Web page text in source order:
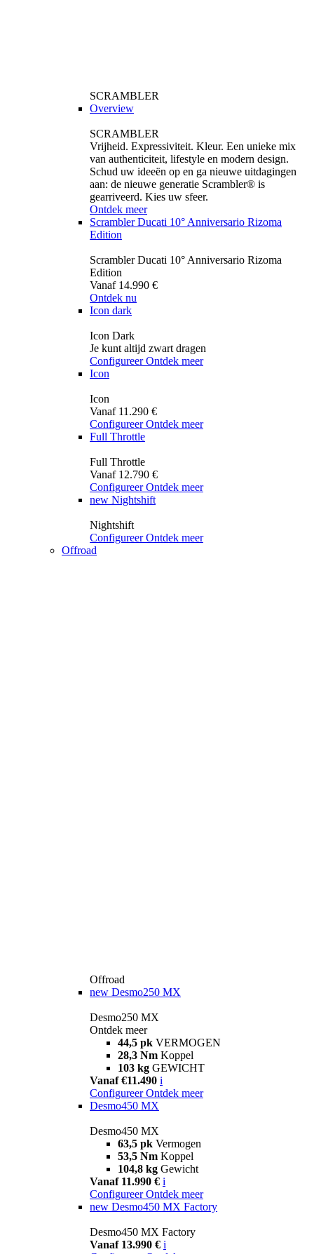
SCRAMBLER
Overview
SCRAMBLER
Vrijheid. Expressiviteit. Kleur. Een unieke mix
van authenticiteit, lifestyle en modern design.
Schud uw ideeën op en ga nieuwe uitdagingen
aan: de nieuwe generatie Scrambler® is
gearriveerd. Kies uw sfeer.
Ontdek meer
Scrambler Ducati 10° Anniversario Rizoma
Edition
Scrambler Ducati 10° Anniversario Rizoma
Edition
Vanaf 14.990 €
Ontdek nu
Icon dark
Icon Dark
Je kunt altijd zwart dragen
Configureer Ontdek meer
Icon
Icon
Vanaf 11.290 €
Configureer Ontdek meer
Full Throttle
Full Throttle
Vanaf 12.790 €
Configureer Ontdek meer
new Nightshift
Nightshift
Configureer Ontdek meer
Offroad
Offroad
new Desmo250 MX
Desmo250 MX
Ontdek meer
44,5 pk VERMOGEN
28,3 Nm Koppel
103 kg GEWICHT
Vanaf €11.490 i
Configureer Ontdek meer
Desmo450 MX
Desmo450 MX
63,5 pk Vermogen
53,5 Nm Koppel
104,8 kg Gewicht
Vanaf 11.990 € i
Configureer Ontdek meer
new Desmo450 MX Factory
Desmo450 MX Factory
Vanaf 13.990 € i